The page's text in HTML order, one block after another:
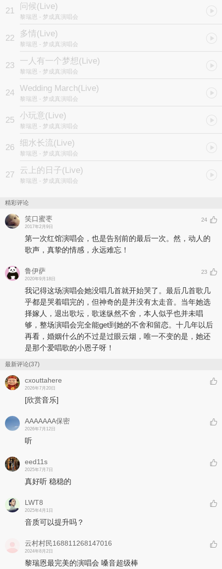
21 问候(Live)
黎瑞恩 - 梦成真演唱会
22 多情(Live)
黎瑞恩 - 梦成真演唱会
23 一人有一个梦想(Live)
黎瑞恩 - 梦成真演唱会
24 Wedding March(Live)
黎瑞恩 - 梦成真演唱会
25 小玩意(Live)
黎瑞恩 - 梦成真演唱会
26 细水长流(Live)
黎瑞恩 - 梦成真演唱会
27 云上的日子(Live)
黎瑞恩 - 梦成真演唱会
精彩评论
笑口蜜枣
2017年2月9日
24
第一次红馆演唱会，也是告别前的最后一次。然，动人的
歌声，真挚的情感，永远难忘！
鲁伊萨
2020年9月18日
23
我记得这场演唱会她没唱几首就开始哭了。最后几首歌几
乎都是哭着唱完的，但神奇的是并没有太走音。当年她选
择嫁人，退出歌坛，歌迷纵然不舍，本人似乎也并未唱
够，整场演唱会完全能get到她的不舍和留恋。十几年以后
再看，婚姻什么的不过是过眼云烟，唯一不变的是，她还
是那个爱唱歌的小恩子呀！
最新评论(37)
cxouttahere
2026年7月20日
[欣赏音乐]
AAAAAAA保密
2026年7月12日
听
eed11s
2025年7月7日
真好听 稳稳的
LWT8
2025年4月1日
音质可以提升吗？
云村村民168811268147016
2024年8月2日
黎瑞恩最完美的演唱会 嗓音超级棒